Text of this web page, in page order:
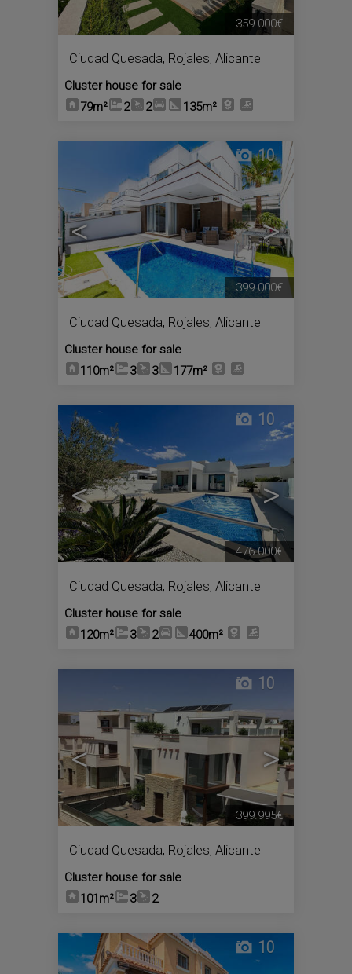
Ciudad Quesada, Rojales, Alicante
Cluster house for sale
79m²
2 2 135m²
359.000€
< >
10
Ciudad Quesada, Rojales, Alicante
Cluster house for sale
110m²
3 3 177m²
399.000€
< >
10
Ciudad Quesada, Rojales, Alicante
Cluster house for sale
120m²
3 2 400m²
476.000€
< >
10
Ciudad Quesada, Rojales, Alicante
Cluster house for sale
101m²
3 2
399.995€
10